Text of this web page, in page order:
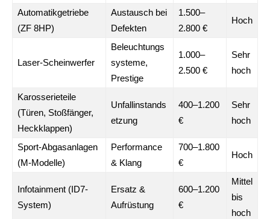
Automatikgetriebe
(ZF 8HP)
Austausch bei
Defekten
1.500–
2.800 €
Hoch
Laser-Scheinwerfer
Beleuchtungs
systeme,
Prestige
1.000–
2.500 €
Sehr
hoch
Karosserieteile
(Türen, Stoßfänger,
Heckklappen)
Unfallinstands
etzung
400–1.200
€
Sehr
hoch
Sport-Abgasanlagen
(M-Modelle)
Performance
& Klang
700–1.800
€
Hoch
Infotainment (ID7-
System)
Ersatz &
Aufrüstung
600–1.200
€
Mittel
bis
hoch